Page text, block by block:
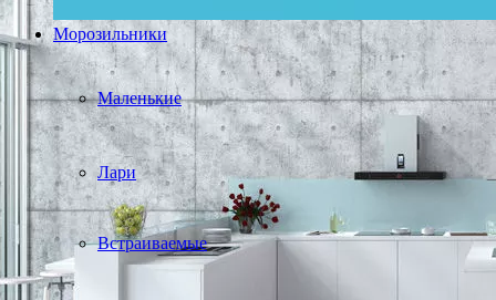
Морозильники
Маленькие
Лари
Встраиваемые